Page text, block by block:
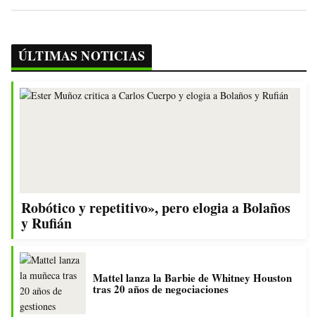
ÚLTIMAS NOTICIAS
Robótico y repetitivo», pero elogia a Bolaños
y Rufián
Mattel lanza la Barbie de Whitney Houston
tras 20 años de negociaciones